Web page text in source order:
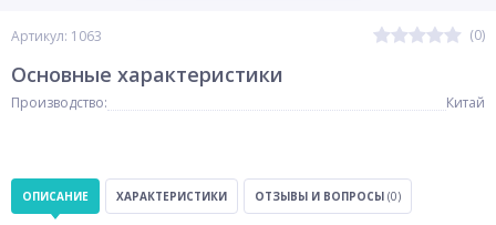
Артикул: 1063 (0)
Основные характеристики
Производство: Китай
ОПИСАНИЕ ХАРАКТЕРИСТИКИ ОТЗЫВЫ И ВОПРОСЫ (0)